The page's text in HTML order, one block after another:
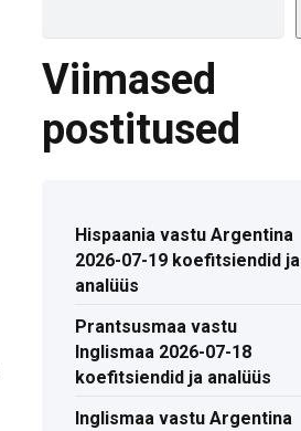
Viimased
postitused
Hispaania vastu Argentina
2026-07-19 koefitsiendid ja
analüüs
Prantsusmaa vastu
Inglismaa 2026-07-18
koefitsiendid ja analüüs
Inglismaa vastu Argentina